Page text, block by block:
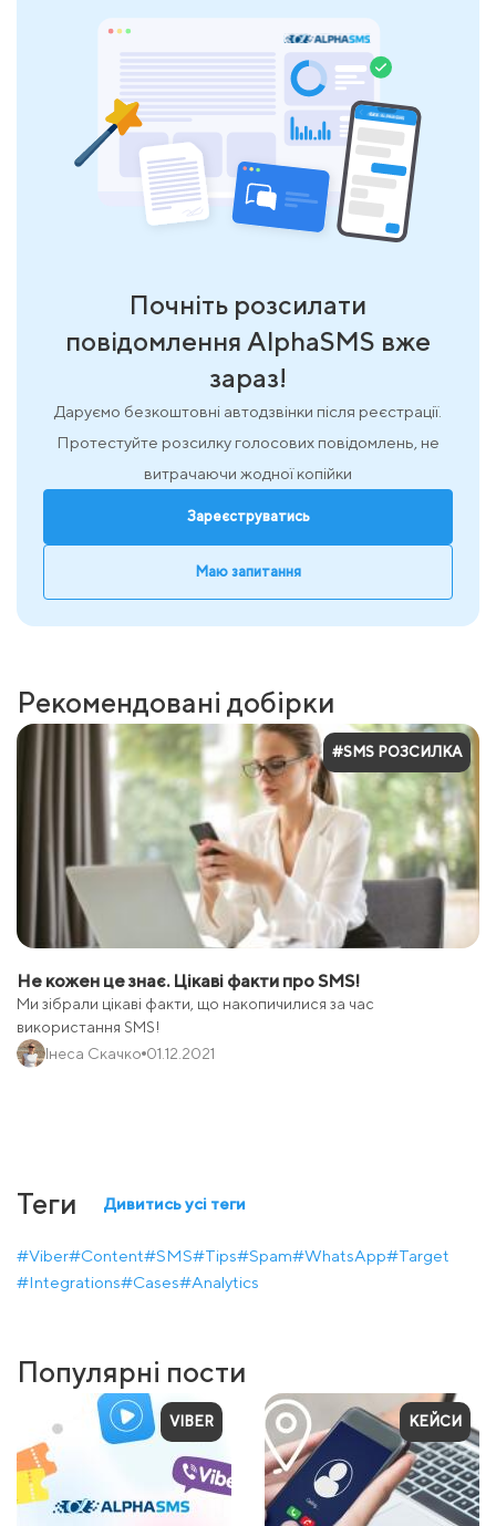
Почніть розсилати
повідомлення AlphaSMS вже
зараз!
Даруємо безкоштовні автодзвінки після реєстрації.
Протестуйте розсилку голосових повідомлень, не
витрачаючи жодної копійки
Зареєструватись
Маю запитання
Рекомендовані добірки
#SMS РОЗСИЛКА
Не кожен це знає. Цікаві факти про SMS!
Ми зібрали цікаві факти, що накопичилися за час
використання SMS!
Інеса Скачко 01.12.2021
Теги Дивитись усі теги
#Viber#Content#SMS#Tips#Spam#WhatsApp#Target
#Integrations#Cases#Analytics
Популярні пости
VIBER КЕЙСИ